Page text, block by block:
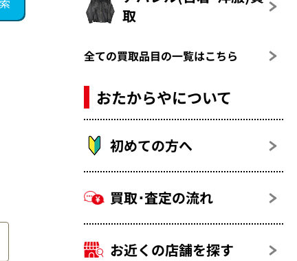
取
全ての買取品目の一覧はこちら
おたからやについて
初めての方へ
買取･査定の流れ
お近くの店舗を探す